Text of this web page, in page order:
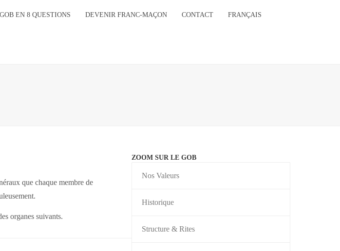
EN 8 QUESTIONS DEVENIR FRANC-MAÇON CONTACT FRANÇAIS
que chaque membre de
organes suivants.
ZOOM SUR LE GOB
Nos Valeurs
Historique
Structure & Rites